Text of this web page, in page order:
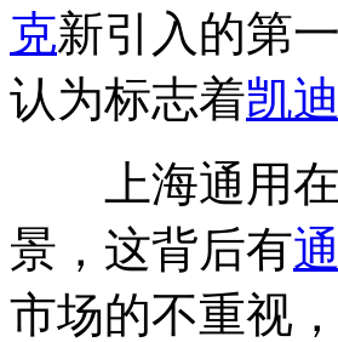
克新引入的第
认为标志着凯
上海通用在
景，这背后有
市场的不重视